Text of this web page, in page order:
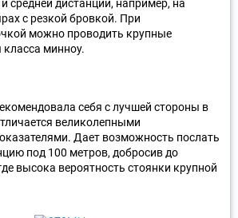
средней дистанции, например, на
с резкой бровкой. При
можно проводить крупные
минноу.
себя с лучшей стороны в
великолепными
Дает возможность послать
под 100 метров, добросив до
высока вероятность стоянки крупной